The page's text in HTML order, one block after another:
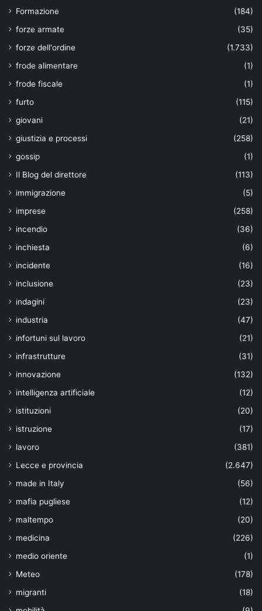
Formazione
(184)
forze armate
(35)
forze dell'ordine
(1.733)
frode alimentare
(1)
frode fiscale
(1)
furto
(115)
giovani
(21)
giustizia e processi
(258)
gossip
(1)
Il Blog del direttore
(113)
immigrazione
(5)
imprese
(258)
incendio
(36)
inchiesta
(6)
incidente
(16)
inclusione
(23)
indagini
(23)
industria
(47)
infortuni sul lavoro
(21)
infrastrutture
(31)
innovazione
(132)
intelligenza artificiale
(12)
istituzioni
(20)
istruzione
(17)
lavoro
(381)
Lecce e provincia
(2.647)
made in Italy
(56)
mafia pugliese
(12)
maltempo
(20)
medicina
(226)
medio oriente
(1)
Meteo
(178)
migranti
(18)